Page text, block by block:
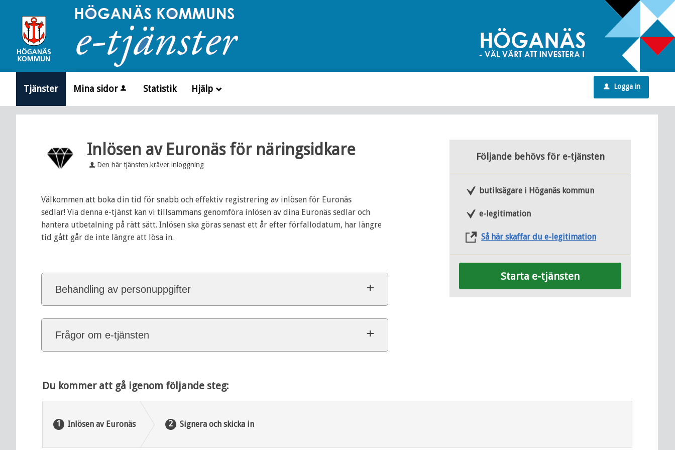
tjänster
kommunTjänster Mina sidor Statistik Hjälp _
u Logga in
Inlösen av Euronäs för näringsidkare
Den här tjänsten kräver inloggning
Välkommen att boka din tid för snabb och effektiv registrering av inlösen för Euronäs
sedlar! Via denna e-tjänst kan vi tillsammans genomföra inlösen av dina Euronäs sedlar och
hantera utbetalning på rätt sätt. Inlösen ska göras senast ett år efter förfallodatum, har längre
tid gått går de inte längre att lösa in.
Behandling av personuppgifter
Frågor om e-tjänsten
Följande behövs för e-tjänsten
butiksägare i Höganäs kommun
e-legitimation
Så här skaffar du e-legitimation
Starta e-tjänsten
Du kommer att gå igenom följande steg:
Inlösen av Euronäs Signera och skicka in